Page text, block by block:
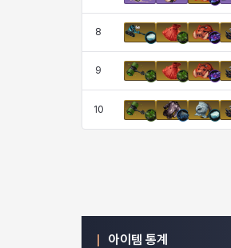
8
9
10
아이템 통계